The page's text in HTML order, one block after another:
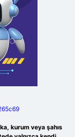
kurum veya şahıs